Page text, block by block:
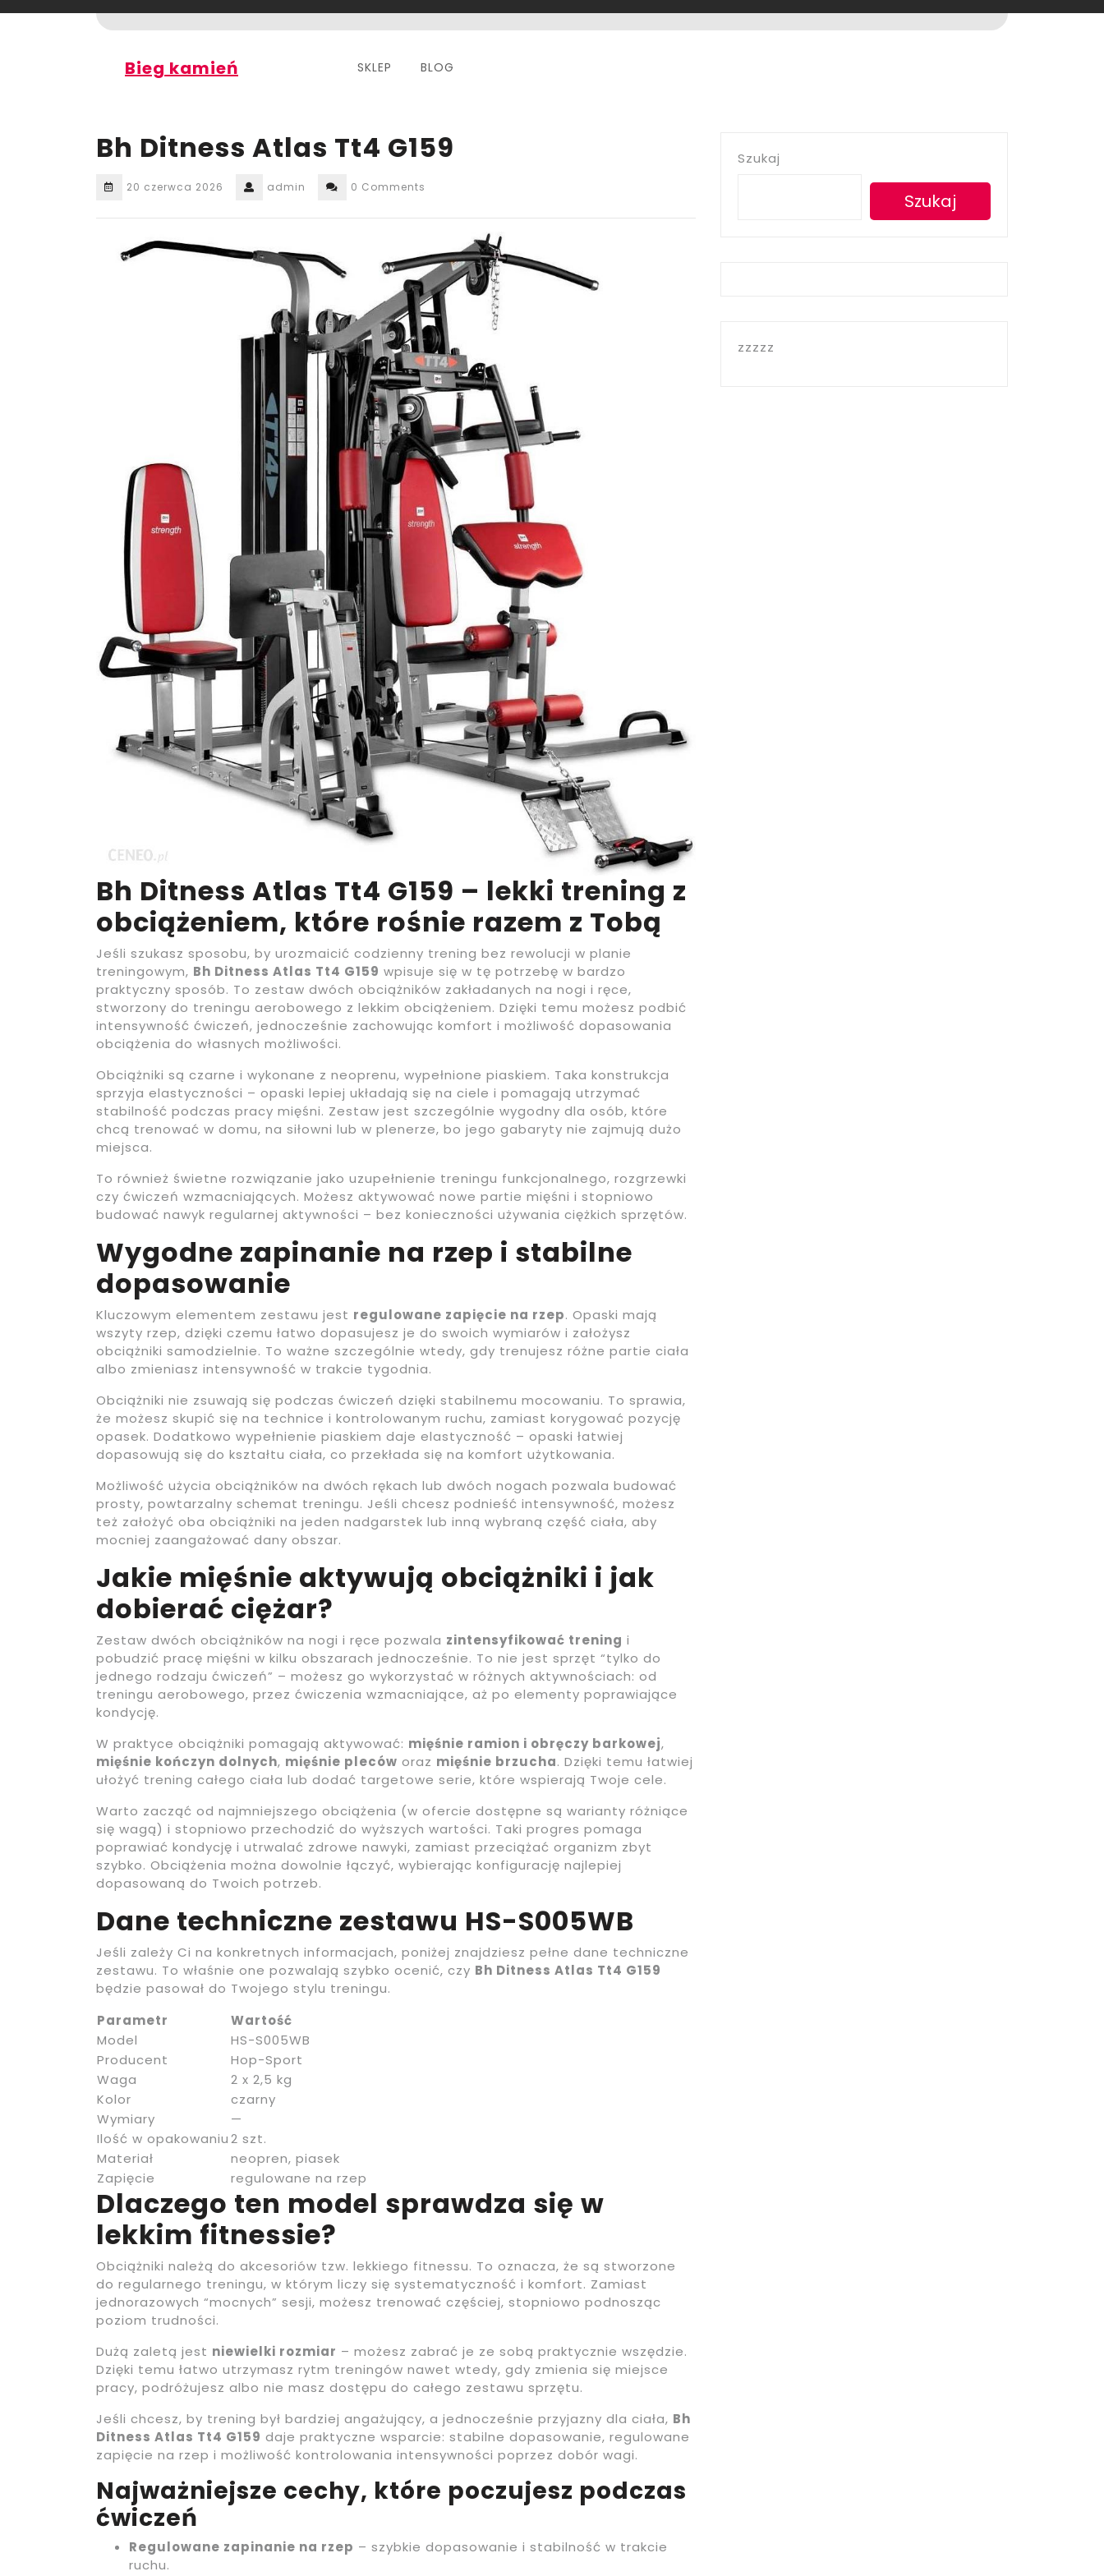
Bieg kamień SKLEP BLOG
Bh Ditness Atlas Tt4 G159
20 czerwca 2026 admin 0 Comments
Bh Ditness Atlas Tt4 G159 – lekki trening z
obciążeniem, które rośnie razem z Tobą
Jeśli szukasz sposobu, by urozmaicić codzienny trening bez rewolucji w planie
treningowym, Bh Ditness Atlas Tt4 G159 wpisuje się w tę potrzebę w bardzo
praktyczny sposób. To zestaw dwóch obciążników zakładanych na nogi i ręce,
stworzony do treningu aerobowego z lekkim obciążeniem. Dzięki temu możesz podbić
intensywność ćwiczeń, jednocześnie zachowując komfort i możliwość dopasowania
obciążenia do własnych możliwości.
Obciążniki są czarne i wykonane z neoprenu, wypełnione piaskiem. Taka konstrukcja
sprzyja elastyczności – opaski lepiej układają się na ciele i pomagają utrzymać
stabilność podczas pracy mięśni. Zestaw jest szczególnie wygodny dla osób, które
chcą trenować w domu, na siłowni lub w plenerze, bo jego gabaryty nie zajmują dużo
miejsca.
To również świetne rozwiązanie jako uzupełnienie treningu funkcjonalnego, rozgrzewki
czy ćwiczeń wzmacniających. Możesz aktywować nowe partie mięśni i stopniowo
budować nawyk regularnej aktywności – bez konieczności używania ciężkich sprzętów.
Wygodne zapinanie na rzep i stabilne
dopasowanie
Kluczowym elementem zestawu jest regulowane zapięcie na rzep. Opaski mają
wszyty rzep, dzięki czemu łatwo dopasujesz je do swoich wymiarów i założysz
obciążniki samodzielnie. To ważne szczególnie wtedy, gdy trenujesz różne partie ciała
albo zmieniasz intensywność w trakcie tygodnia.
Obciążniki nie zsuwają się podczas ćwiczeń dzięki stabilnemu mocowaniu. To sprawia,
że możesz skupić się na technice i kontrolowanym ruchu, zamiast korygować pozycję
opasek. Dodatkowo wypełnienie piaskiem daje elastyczność – opaski łatwiej
dopasowują się do kształtu ciała, co przekłada się na komfort użytkowania.
Możliwość użycia obciążników na dwóch rękach lub dwóch nogach pozwala budować
prosty, powtarzalny schemat treningu. Jeśli chcesz podnieść intensywność, możesz
też założyć oba obciążniki na jeden nadgarstek lub inną wybraną część ciała, aby
mocniej zaangażować dany obszar.
Jakie mięśnie aktywują obciążniki i jak
dobierać ciężar?
Zestaw dwóch obciążników na nogi i ręce pozwala zintensyfikować trening i
pobudzić pracę mięśni w kilku obszarach jednocześnie. To nie jest sprzęt “tylko do
jednego rodzaju ćwiczeń” – możesz go wykorzystać w różnych aktywnościach: od
treningu aerobowego, przez ćwiczenia wzmacniające, aż po elementy poprawiające
kondycję.
W praktyce obciążniki pomagają aktywować: mięśnie ramion i obręczy barkowej,
mięśnie kończyn dolnych, mięśnie pleców oraz mięśnie brzucha. Dzięki temu łatwiej
ułożyć trening całego ciała lub dodać targetowe serie, które wspierają Twoje cele.
Warto zacząć od najmniejszego obciążenia (w ofercie dostępne są warianty różniące
się wagą) i stopniowo przechodzić do wyższych wartości. Taki progres pomaga
poprawiać kondycję i utrwalać zdrowe nawyki, zamiast przeciążać organizm zbyt
szybko. Obciążenia można dowolnie łączyć, wybierając konfigurację najlepiej
dopasowaną do Twoich potrzeb.
Dane techniczne zestawu HS-S005WB
Jeśli zależy Ci na konkretnych informacjach, poniżej znajdziesz pełne dane techniczne
zestawu. To właśnie one pozwalają szybko ocenić, czy Bh Ditness Atlas Tt4 G159
będzie pasował do Twojego stylu treningu.
Parametr
Wartość
Model
HS-S005WB
Producent
Hop-Sport
Waga
2 x 2,5 kg
Kolor
czarny
Wymiary
—
Ilość w opakowaniu2 szt.
Materiał
neopren, piasek
Zapięcie
regulowane na rzep
Dlaczego ten model sprawdza się w
lekkim fitnessie?
Obciążniki należą do akcesoriów tzw. lekkiego fitnessu. To oznacza, że są stworzone
do regularnego treningu, w którym liczy się systematyczność i komfort. Zamiast
jednorazowych “mocnych” sesji, możesz trenować częściej, stopniowo podnosząc
poziom trudności.
Dużą zaletą jest niewielki rozmiar – możesz zabrać je ze sobą praktycznie wszędzie.
Dzięki temu łatwo utrzymasz rytm treningów nawet wtedy, gdy zmienia się miejsce
pracy, podróżujesz albo nie masz dostępu do całego zestawu sprzętu.
Jeśli chcesz, by trening był bardziej angażujący, a jednocześnie przyjazny dla ciała, Bh
Ditness Atlas Tt4 G159 daje praktyczne wsparcie: stabilne dopasowanie, regulowane
zapięcie na rzep i możliwość kontrolowania intensywności poprzez dobór wagi.
Najważniejsze cechy, które poczujesz podczas
ćwiczeń
Regulowane zapinanie na rzep – szybkie dopasowanie i stabilność w trakcie
ruchu.
Szukaj
Szukaj
zzzzz